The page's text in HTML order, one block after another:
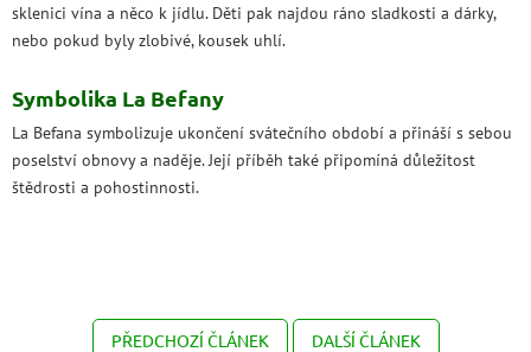
sklenici vína a něco k jídlu. Děti pak najdou ráno sladkosti a dárky,
nebo pokud byly zlobivé, kousek uhlí.
Symbolika La Befany
La Befana symbolizuje ukončení svátečního období a přináší s sebou
poselství obnovy a naděje. Její příběh také připomíná důležitost
štědrosti a pohostinnosti.
PŘEDCHOZÍ ČLÁNEK DALŠÍ ČLÁNEK